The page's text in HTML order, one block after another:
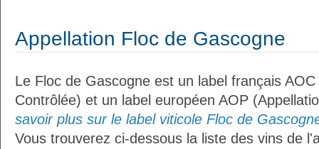
Appellation Floc de Gascogne
Le Floc de Gascogne est un label français
Contrôlée) et un label européen AOP
savoir plus sur le label viticole Floc de
Vous trouverez ci-dessous la liste des vins de